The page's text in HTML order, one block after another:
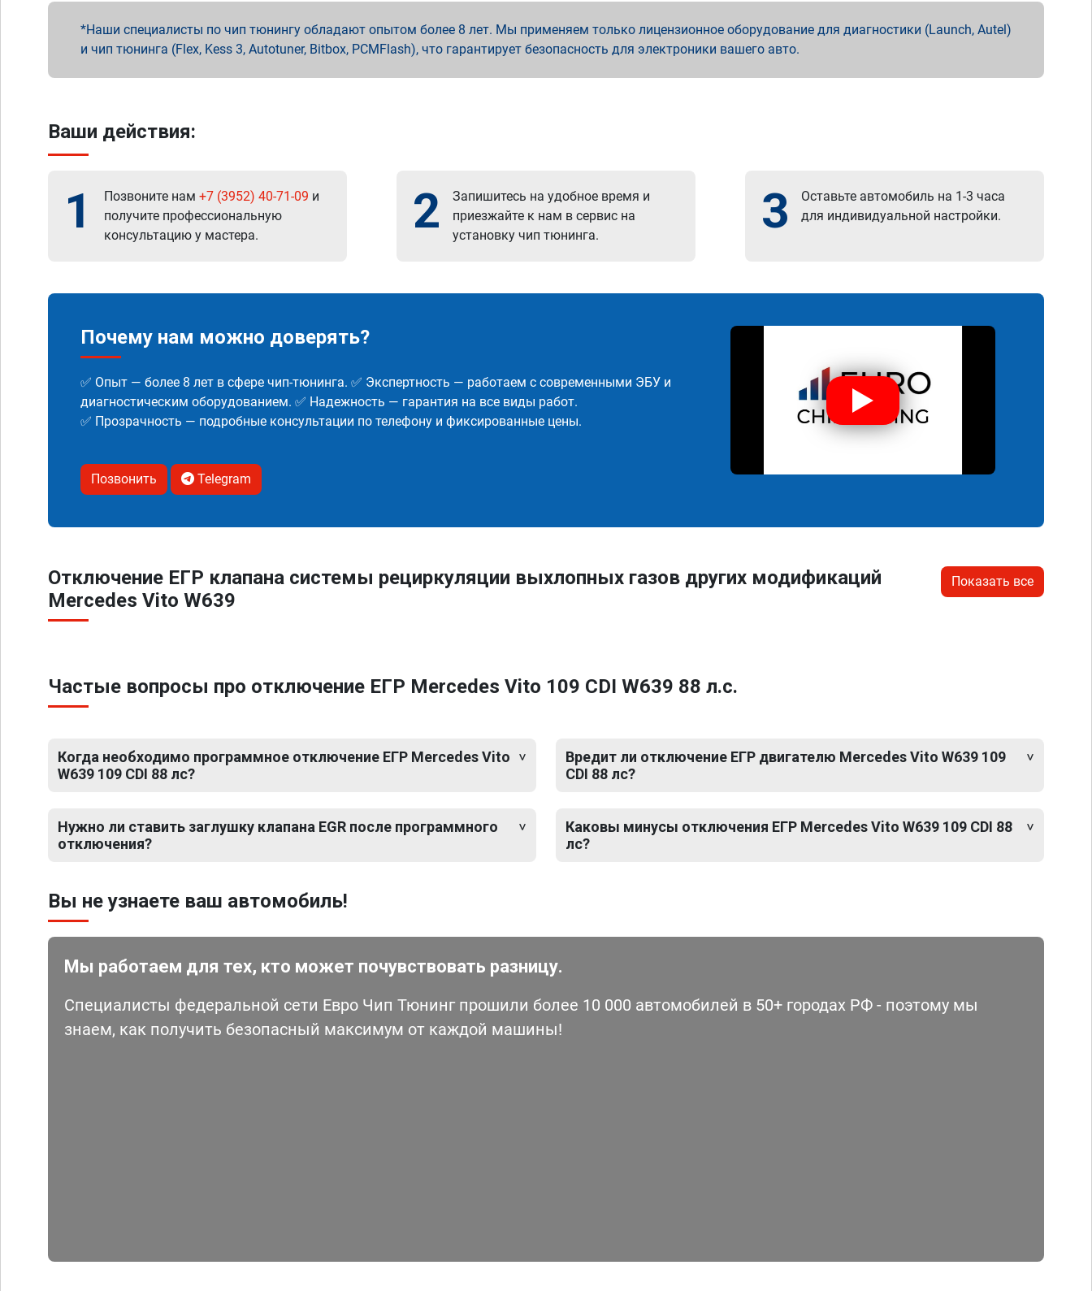
Наши специалисты по чип тюнингу обладают опытом более 8 лет. Мы применяем только лицензионное оборудование для диагностики (Launch, Autel)
и чип тюнинга (Flex, Kess 3, Autotuner, Bitbox, PCMFlash), что гарантирует безопасность для электроники вашего авто.
Ваши действия:
1 Позвоните нам +7 (3952) 40-71-09 и
получите профессиональную
консультацию у мастера.
2
Запишитесь на удобное время и
приезжайте к нам в сервис на
установку чип тюнинга.
3
Оставьте автомобиль на 1-3 часа
для индивидуальной настройки.
Почему нам можно доверять?
✅ Опыт — более 8 лет в сфере чип-тюнинга. ✅ Экспертность — работаем с современными ЭБУ и
диагностическим оборудованием. ✅ Надежность — гарантия на все виды работ.
✅ Прозрачность — подробные консультации по телефону и фиксированные цены.
Позвонить Telegram
Отключение ЕГР клапана системы рециркуляции выхлопных газов других модификаций
Mercedes Vito W639
Показать все
Частые вопросы про отключение ЕГР Mercedes Vito 109 CDI W639 88 л.с.
Когда необходимо программное отключение ЕГР Mercedes Vito
W639 109 CDI 88 лс?
Нужно ли ставить заглушку клапана EGR после программного
отключения?
Вредит ли отключение ЕГР двигателю Mercedes Vito W639 109
CDI 88 лс?
Каковы минусы отключения ЕГР Mercedes Vito W639 109 CDI 88
лс?
Вы не узнаете ваш автомобиль!
Мы работаем для тех, кто может почувствовать разницу.
Специалисты федеральной сети Евро Чип Тюнинг прошили более 10 000 автомобилей в 50+ городах РФ - поэтому мы
знаем, как получить безопасный максимум от каждой машины!